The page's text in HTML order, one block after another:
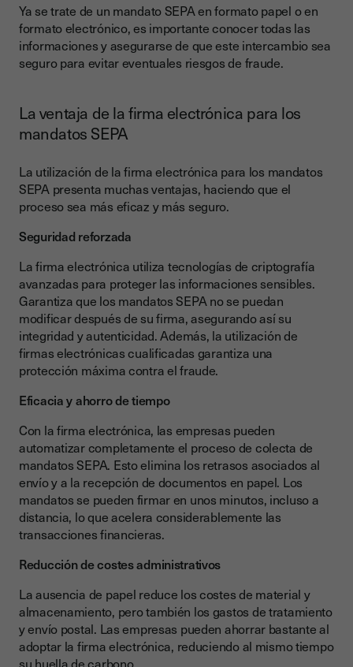
Ya se trate de un mandato SEPA en formato papel o en
formato electrónico, es importante conocer todas las
informaciones y asegurarse de que este intercambio sea
seguro para evitar eventuales riesgos de fraude.
La ventaja de la firma electrónica para los
mandatos SEPA
La utilización de la firma electrónica para los mandatos
SEPA presenta muchas ventajas, haciendo que el
proceso sea más eficaz y más seguro.
Seguridad reforzada
La firma electrónica utiliza tecnologías de criptografía
avanzadas para proteger las informaciones sensibles.
Garantiza que los mandatos SEPA no se puedan
modificar después de su firma, asegurando así su
integridad y autenticidad. Además, la utilización de
firmas electrónicas cualificadas garantiza una
protección máxima contra el fraude.
Eficacia y ahorro de tiempo
Con la firma electrónica, las empresas pueden
automatizar completamente el proceso de colecta de
mandatos SEPA. Esto elimina los retrasos asociados al
envío y a la recepción de documentos en papel. Los
mandatos se pueden firmar en unos minutos, incluso a
distancia, lo que acelera considerablemente las
transacciones financieras.
Reducción de costes administrativos
La ausencia de papel reduce los costes de material y
almacenamiento, pero también los gastos de tratamiento
y envío postal. Las empresas pueden ahorrar bastante al
adoptar la firma electrónica, reduciendo al mismo tiempo